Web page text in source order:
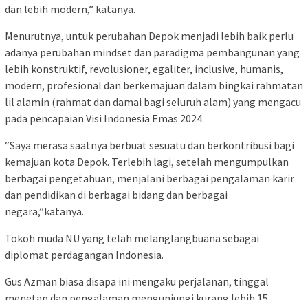
dan lebih modern,” katanya.
Menurutnya, untuk perubahan Depok menjadi lebih baik perlu
adanya perubahan mindset dan paradigma pembangunan yang
lebih konstruktif, revolusioner, egaliter, inclusive, humanis,
modern, profesional dan berkemajuan dalam bingkai rahmatan
lil alamin (rahmat dan damai bagi seluruh alam) yang mengacu
pada pencapaian Visi Indonesia Emas 2024.
“Saya merasa saatnya berbuat sesuatu dan berkontribusi bagi
kemajuan kota Depok. Terlebih lagi, setelah mengumpulkan
berbagai pengetahuan, menjalani berbagai pengalaman karir
dan pendidikan di berbagai bidang dan berbagai
negara,”katanya.
Tokoh muda NU yang telah melanglangbuana sebagai
diplomat perdagangan Indonesia.
Gus Azman biasa disapa ini mengaku perjalanan, tinggal